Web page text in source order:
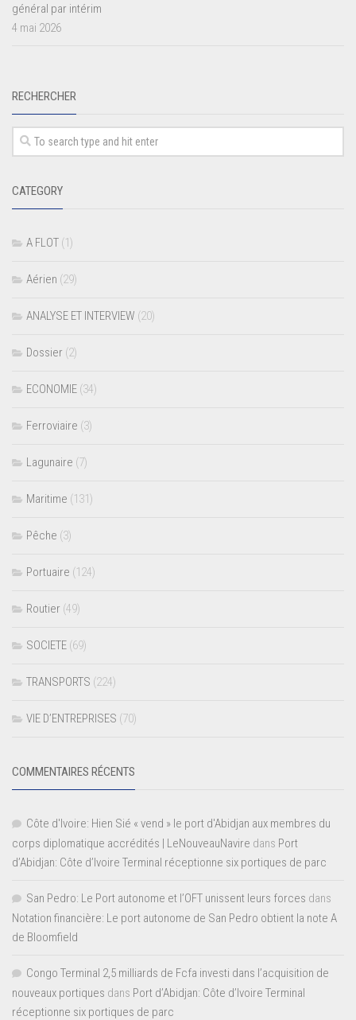
général par intérim
4 mai 2026
RECHERCHER
CATEGORY
A FLOT (1)
Aérien (29)
ANALYSE ET INTERVIEW (20)
Dossier (2)
ECONOMIE (34)
Ferroviaire (3)
Lagunaire (7)
Maritime (131)
Pêche (3)
Portuaire (124)
Routier (49)
SOCIETE (69)
TRANSPORTS (224)
VIE D’ENTREPRISES (70)
COMMENTAIRES RÉCENTS
Côte d'Ivoire: Hien Sié « vend » le port d'Abidjan aux membres du
corps diplomatique accrédités | LeNouveauNavire dans Port
d’Abidjan: Côte d’Ivoire Terminal réceptionne six portiques de parc
San Pedro: Le Port autonome et l’OFT unissent leurs forces dans
Notation financière: Le port autonome de San Pedro obtient la note A
de Bloomfield
Congo Terminal 2,5 milliards de Fcfa investi dans l’acquisition de
nouveaux portiques dans Port d’Abidjan: Côte d’Ivoire Terminal
réceptionne six portiques de parc